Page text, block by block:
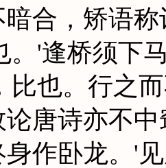
合，矫语
。'逢桥须下
比也。行之
论唐诗亦不
作卧龙。'